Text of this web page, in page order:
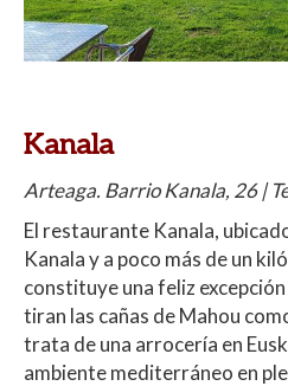
Kanala
Arteaga. Barrio Kanala, 26 |
El restaurante Kanala,
Kanala y a poco más de un
constituye una feliz
tiran las cañas de Mahou
trata de una arrocería en
ambiente mediterráneo en